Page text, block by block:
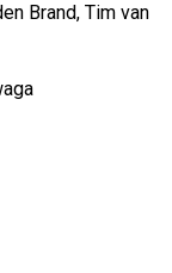
Brand, Tim van